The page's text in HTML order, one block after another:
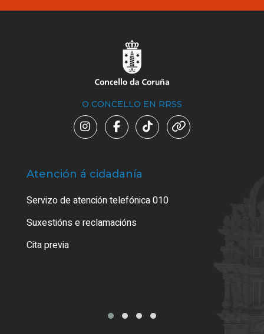
O CONCELLO EN RRSS
Atención á cidadanía
Servizo de atención telefónica 010
Suxestións e reclamacións
Cita previa